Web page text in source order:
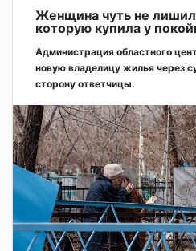
Женщина чуть не
которую купила у
Администрация областного
новую владелицу жилья через
сторону ответчицы.